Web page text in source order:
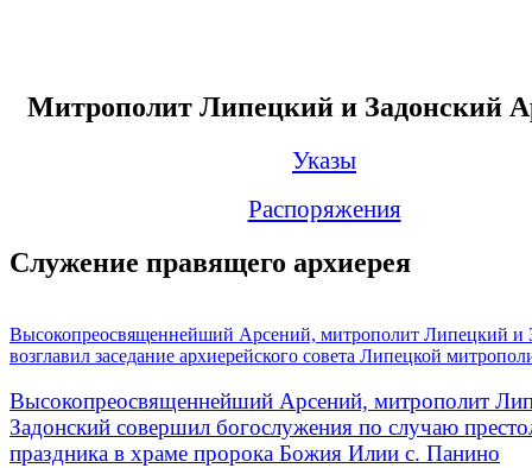
Митрополит Липецкий и Задонский
Указы
Распоряжения
Служение правящего архиерея
Высокопреосвященнейший Арсений, митрополит Липецкий и
возглавил заседание архиерейского совета Липецкой
Высокопреосвященнейший Арсений, митрополит
Задонский совершил богослужения по случаю
праздника в храме пророка Божия Илии с. Панино